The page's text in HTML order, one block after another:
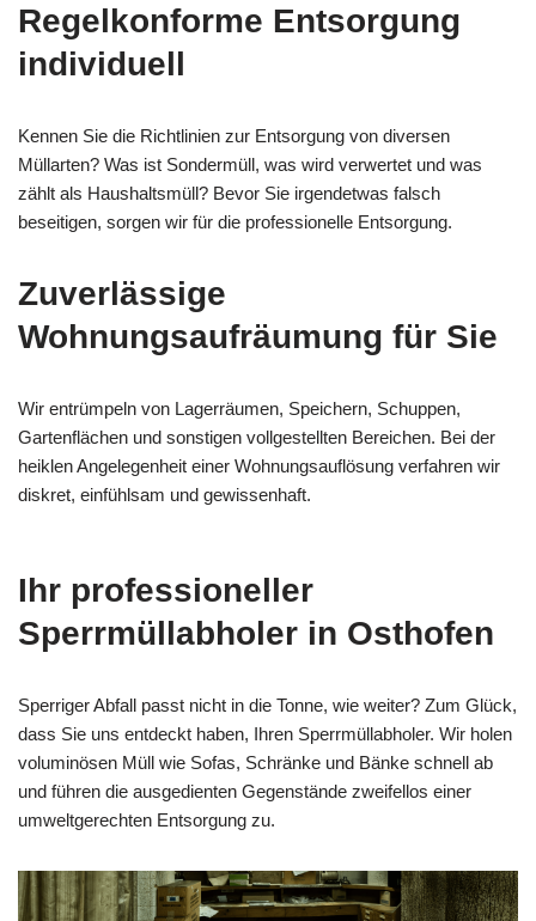
Regelkonforme Entsorgung
individuell
Kennen Sie die Richtlinien zur Entsorgung von diversen
Müllarten? Was ist Sondermüll, was wird verwertet und was
zählt als Haushaltsmüll? Bevor Sie irgendetwas falsch
beseitigen, sorgen wir für die professionelle Entsorgung.
Zuverlässige
Wohnungsaufräumung für Sie
Wir entrümpeln von Lagerräumen, Speichern, Schuppen,
Gartenflächen und sonstigen vollgestellten Bereichen. Bei der
heiklen Angelegenheit einer Wohnungsauflösung verfahren wir
diskret, einfühlsam und gewissenhaft.
Ihr professioneller
Sperrmüllabholer in Osthofen
Sperriger Abfall passt nicht in die Tonne, wie weiter? Zum Glück,
dass Sie uns entdeckt haben, Ihren Sperrmüllabholer. Wir holen
voluminösen Müll wie Sofas, Schränke und Bänke schnell ab
und führen die ausgedienten Gegenstände zweifellos einer
umweltgerechten Entsorgung zu.